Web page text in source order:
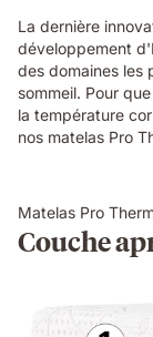
La dernière
développement
des domaines les
sommeil. Pour
la température
nos matelas Pro
Matelas Pro
Couche